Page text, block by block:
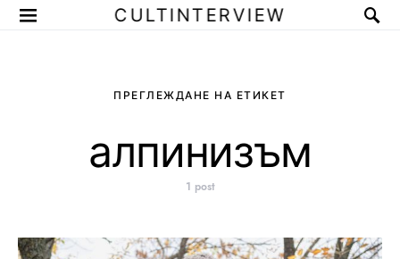
CULTINTERVIEW
ПРЕГЛЕЖДАНЕ НА ЕТИКЕТ
алпинизъм
1 post